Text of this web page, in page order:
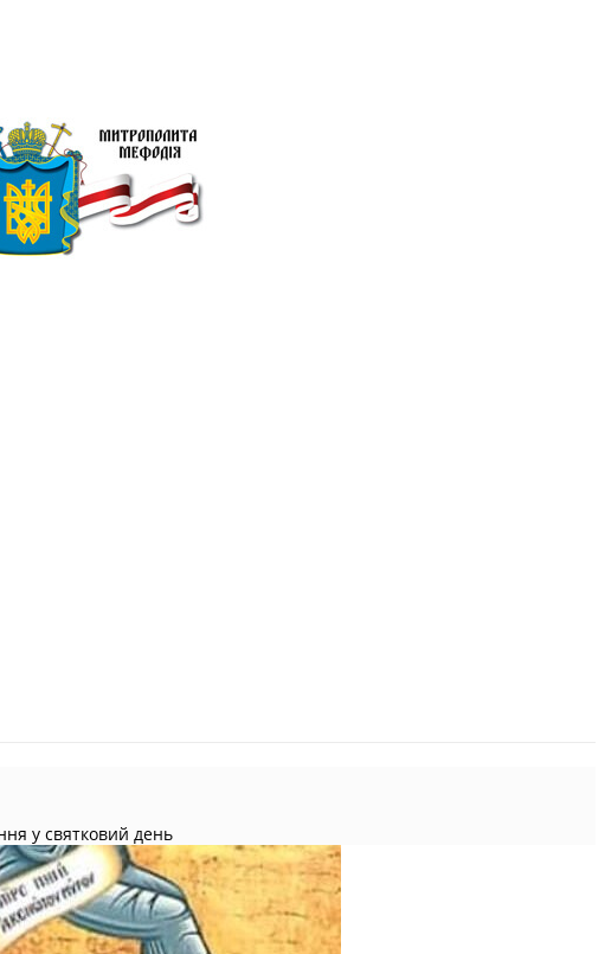
у святковий день